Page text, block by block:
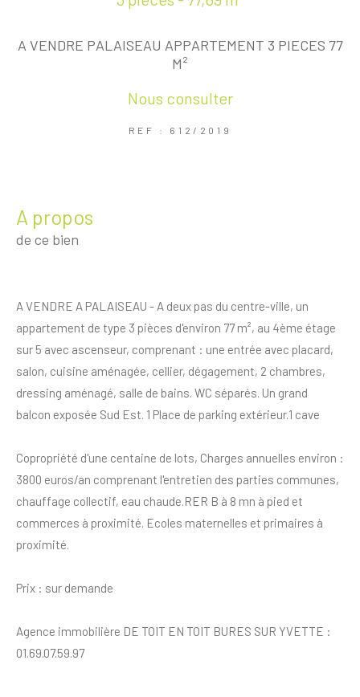
A VENDRE PALAISEAU APPARTEMENT 3 PIECES 77
M²
Nous consulter
REF : 612/2019
a propos
de ce bien
A VENDRE A PALAISEAU - A deux pas du centre-ville, un
appartement de type 3 pièces d'environ 77 m², au 4ème étage
sur 5 avec ascenseur, comprenant : une entrée avec placard,
salon, cuisine aménagée, cellier, dégagement, 2 chambres,
dressing aménagé, salle de bains. WC séparés. Un grand
balcon exposée Sud Est. 1 Place de parking extérieur.1 cave
Copropriété d'une centaine de lots, Charges annuelles environ :
3800 euros/an comprenant l'entretien des parties communes,
chauffage collectif, eau chaude. RER B à 8 mn à pied et
commerces à proximité. Ecoles maternelles et primaires à
proximité.
Prix : sur demande
Agence immobilière DE TOIT EN TOIT BURES SUR YVETTE :
01.69.07.59.97